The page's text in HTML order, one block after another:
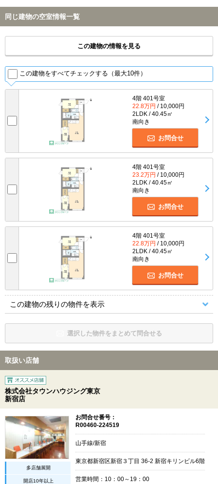
同じ建物の空室情報一覧
この建物の情報を見る
この建物をすべてチェックする（最大10件）
4階 401号室
22.8万円 / 10,000円
2LDK / 40.45㎡
南向き
お問合せ
4階 401号室
23.2万円 / 10,000円
2LDK / 40.45㎡
南向き
お問合せ
4階 401号室
22.8万円 / 10,000円
2LDK / 40.45㎡
南向き
お問合せ
この建物の残りの物件を表示
選択した物件をまとめて問合せる
取扱い店舗
株式会社タウンハウジング東京
新宿店
多店舗展開
開店10年以上
お問合せ番号：
R00460-224519
山手線/新宿
東京都新宿区新宿３丁目 36-2 新宿キリンビル6階
営業時間：10：00～19：00